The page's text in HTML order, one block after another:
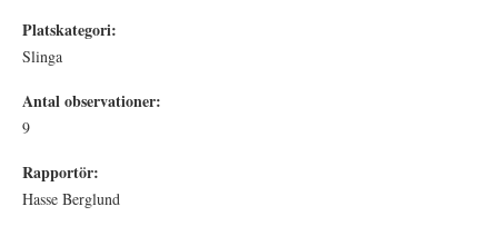
Platskategori:
Slinga
Antal observationer:
9
Rapportör:
Hasse Berglund